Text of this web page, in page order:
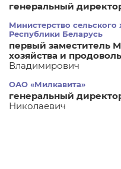
генеральный
Министерство сельского
Республики Беларусь
первый заместитель
хозяйства и
Владимирович
ОАО «Милкавита»
генеральный
Николаевич